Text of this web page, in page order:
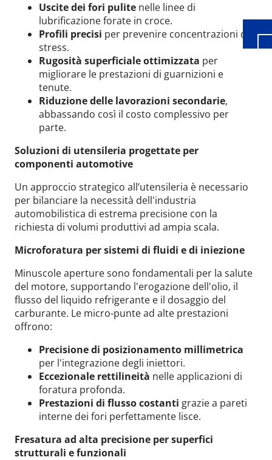
Uscite dei fori pulite nelle linee di
lubrificazione forate in croce.
Profili precisi per prevenire concentrazioni di
stress.
Rugosità superficiale ottimizzata per
migliorare le prestazioni di guarnizioni e
tenute.
Riduzione delle lavorazioni secondarie,
abbassando così il costo complessivo per
parte.
Soluzioni di utensileria progettate per
componenti automotive
Un approccio strategico all’utensileria è necessario
per bilanciare la necessità dell'industria
automobilistica di estrema precisione con la
richiesta di volumi produttivi ad ampia scala.
Microforatura per sistemi di fluidi e di iniezione
Minuscole aperture sono fondamentali per la salute
del motore, supportando l'erogazione dell'olio, il
flusso del liquido refrigerante e il dosaggio del
carburante. Le micro-punte ad alte prestazioni
offrono:
Precisione di posizionamento millimetrica
per l'integrazione degli iniettori.
Eccezionale rettilineità nelle applicazioni di
foratura profonda.
Prestazioni di flusso costanti grazie a pareti
interne dei fori perfettamente lisce.
Fresatura ad alta precisione per superfici
strutturali e funzionali